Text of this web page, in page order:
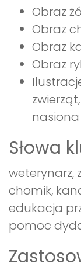
Obraz
Obraz
Obraz
Obraz
nasiona
Słowa
weterynarz,
chomik,
edukacja
pomoc